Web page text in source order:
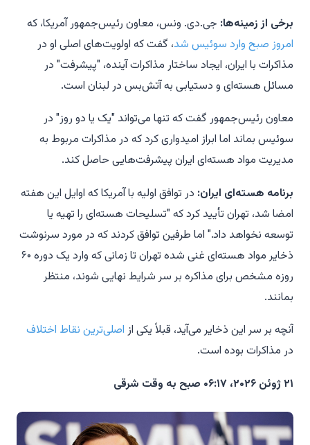
برخی از زمینه‌ها: جی.دی. ونس، معاون رئیس‌جمهور آمریکا، که
امروز صبح وارد سوئیس شد، گفت که اولویت‌های اصلی او در
مذاکرات با ایران، ایجاد ساختار مذاکرات آینده، "پیشرفت" در
مسائل هسته‌ای و دستیابی به آتش‌بس در لبنان است.
معاون رئیس‌جمهور گفت که تنها می‌تواند "یک یا دو روز" در
سوئیس بماند اما ابراز امیدواری کرد که در مذاکرات مربوط به
مدیریت مواد هسته‌ای ایران پیشرفت‌هایی حاصل کند.
برنامه هسته‌ای ایران: در توافق اولیه با آمریکا که اوایل این هفته
امضا شد، تهران تأیید کرد که "تسلیحات هسته‌ای را تهیه یا
توسعه نخواهد داد." اما طرفین توافق کردند که در مورد سرنوشت
ذخایر مواد هسته‌ای غنی شده تهران تا زمانی که وارد یک دوره ۶۰
روزه مشخص برای مذاکره بر سر شرایط نهایی شوند، منتظر
بمانند.
آنچه بر سر این ذخایر می‌آید، قبلاً یکی از اصلی‌ترین نقاط اختلاف
در مذاکرات بوده است.
۲۱ ژوئن ۲۰۲۶، ۰۶:۱۷ صبح به وقت شرقی